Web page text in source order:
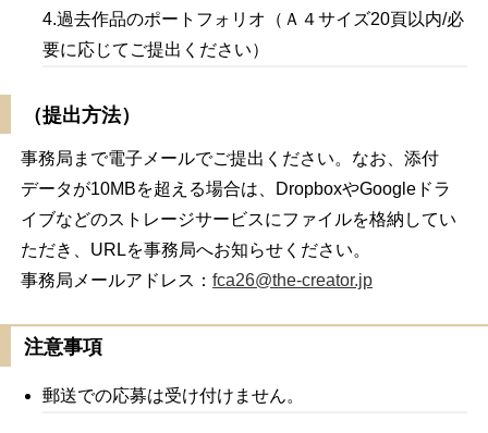
4.過去作品のポートフォリオ（Ａ４サイズ20頁以内/必
要に応じてご提出ください）
（提出方法）
事務局まで電子メールでご提出ください。なお、添付
データが10MBを超える場合は、DropboxやGoogleドラ
イブなどのストレージサービスにファイルを格納してい
ただき、URLを事務局へお知らせください。
事務局メールアドレス：fca26@the-creator.jp
注意事項
郵送での応募は受け付けません。